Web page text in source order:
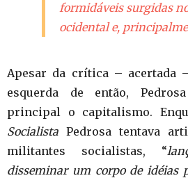
formidáveis surgidas
ocidental e,
Apesar da crítica – acertada
esquerda de então,
principal o capitalismo.
Socialista Pedrosa tentava
militantes socialistas, “
disseminar um corpo de idéias